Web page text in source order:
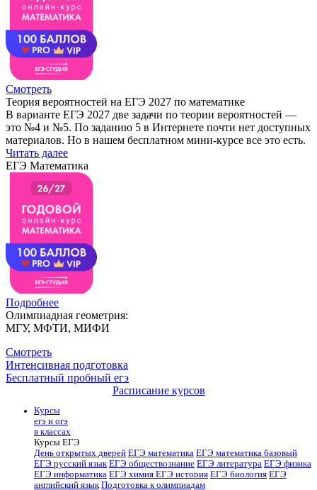
Смотреть
Теория вероятностей на ЕГЭ 2027 по математике
В варианте ЕГЭ 2027 две задачи по теории вероятностей —
это №4 и №5. По заданию 5 в Интернете почти нет доступных
материалов. Но в нашем бесплатном мини-курсе все это есть.
Читать далее
ЕГЭ Математика
Подробнее
Олимпиадная геометрия:
МГУ, МФТИ, МИФИ
Смотреть
Интенсивная подготовка
Бесплатный пробный егэ
Расписание курсов
Курсы
егэ и огэ
в классах
Курсы ЕГЭ
День открытых дверей ЕГЭ математика ЕГЭ математика базовый
ЕГЭ русский язык ЕГЭ обществознание ЕГЭ литература ЕГЭ физика
ЕГЭ информатика ЕГЭ химия ЕГЭ история ЕГЭ биология ЕГЭ
английский язык Подготовка к олимпиадам